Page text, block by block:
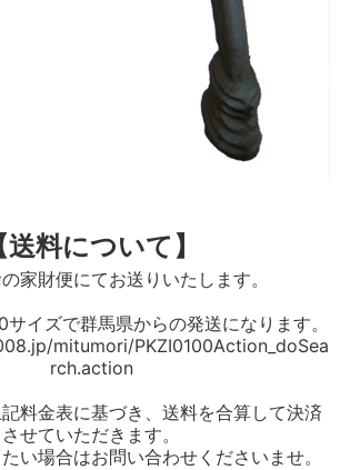
送料について】
家財便にてお送りいたします。
イズで群馬県からの発送になります。
mitumori/PKZI0100Action_doSea
rch.action
料金表に基づき、送料を合算して決済
させていただきます。
い場合はお問い合わせくださいませ。